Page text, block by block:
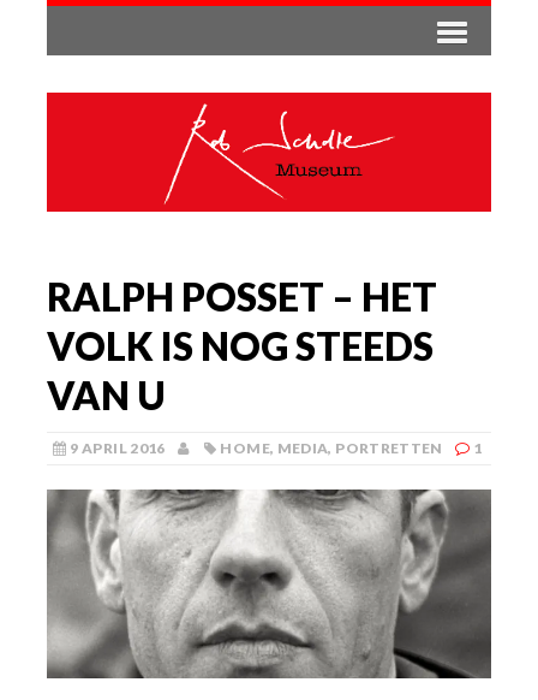
RALPH POSSET – HET
VOLK IS NOG STEEDS
VAN U
9 APRIL 2016 HOME, MEDIA, PORTRETTEN 1